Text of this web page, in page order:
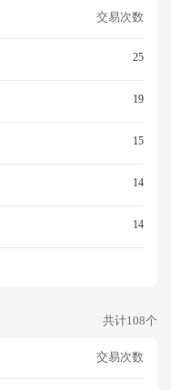
交易次数
25
19
15
14
14
共计108个
交易次数